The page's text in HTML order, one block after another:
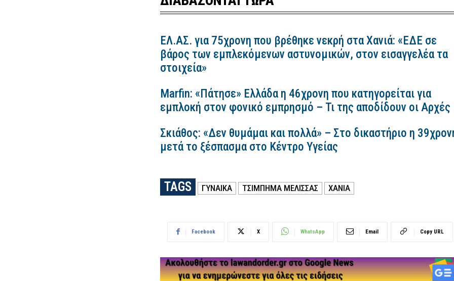
ΕΛ.ΑΣ. για 75χρονη που βρέθηκε νεκρή στα Χανιά: «ΕΔΕ σε
βάρος των εμπλεκόμενων αστυνομικών, στον εισαγγελέα τα
στοιχεία»
Marfin: «Πάτησε» Ελλάδα η 46χρονη που κατηγορείται για
εμπλοκή στον φονικό εμπρησμό – Τι της αποδίδουν οι Αρχές
Σκιάθος: «Δεν θυμάμαι και πολλά» – Στο δικαστήριο η
μετά το ξέσπασμα στο Κέντρο Υγείας
TAGS ΓΥΝΑΙΚΑ ΤΣΊΜΠΗΜΑ ΜΈΛΙΣΣΑΣ ΧΑΝΙΑ
Facebook X WhatsApp Email Copy URL